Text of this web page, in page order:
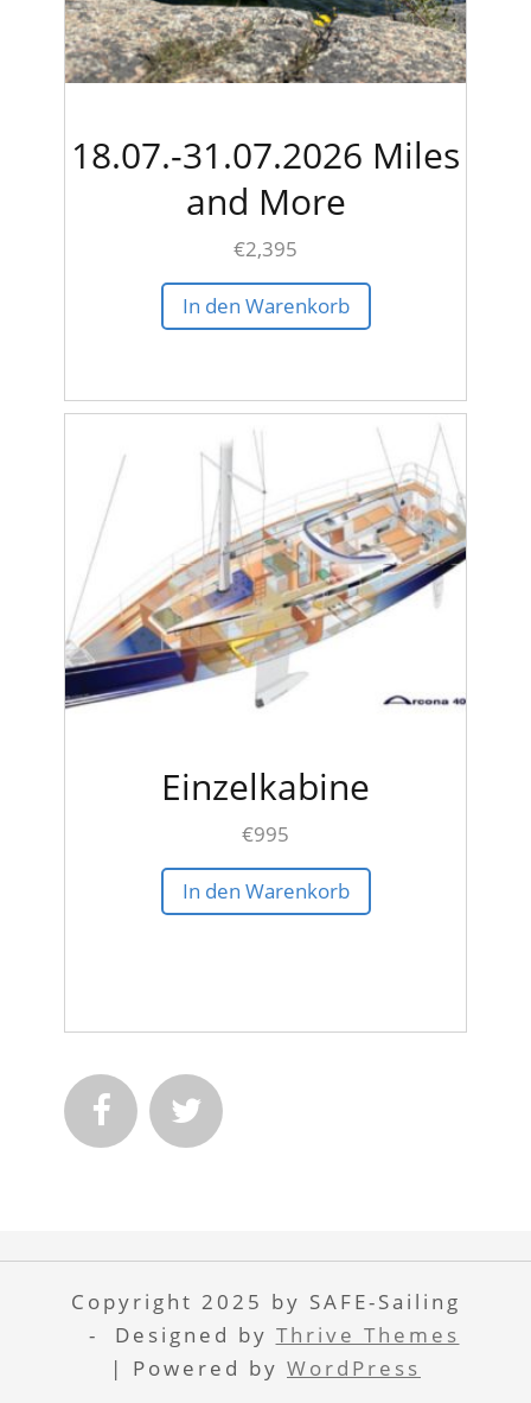
18.07.-31.07.2026 Miles
and More
€2,395
In den Warenkorb
Einzelkabine
€995
In den Warenkorb
 
Copyright 2025 by SAFE-Sailing
- Designed by Thrive Themes
| Powered by WordPress